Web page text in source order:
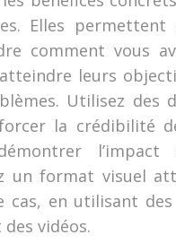
Elles permettent
comment vous
leurs
Utilisez des
la crédibilité
un format visuel
cas, en utilisant
vidéos.